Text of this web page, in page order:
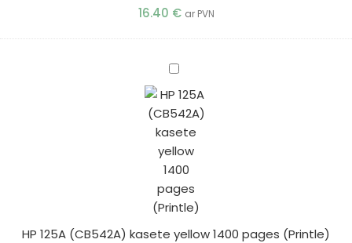
16.40 € ar PVN
HP
125A
(CB542A)
kasete
yellow
1400
(Printle)
HP 125A (CB542A) kasete yellow 1400 pages (Printle)